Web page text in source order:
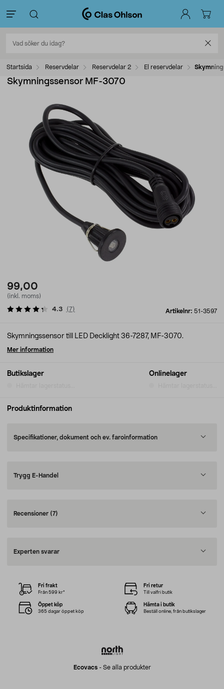
Startsida Reservdelar Reservdelar 2 El reservdelar
Skymningssensor MF-3070
99,00
(inkl. moms)
Artikelnr: 51-3597
4.3 (7)
Butikslager Onlinelager
Skymningssensor till LED Decklight 36-7287, MF-3070.
Mer information
Produktinformation
Specifikationer, dokument och ev. faroinformation
Trygg E-Handel
Recensioner (7)
Experten svarar
Ecovacs- Se alla produkter
Fri frakt
Från 599 kr*
Fri retur
Till valfri butik
Öppet köp
365 dagar öppet köp
Hämta i butik
Beställ online, från butikslager